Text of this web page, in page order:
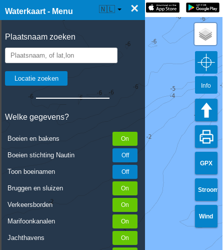
Waterkaart - Menu ×
Plaatsnaam zoeken
Welke gegevens?
Boeien en bakens
Boeien stichting Nautin
Toon boeinamen
Bruggen en sluizen
Verkeersborden
Marifoonkanalen
Jachthavens
☰ Waterkaart Live 🇳🇱
GPX
Stroom
Wind
Info